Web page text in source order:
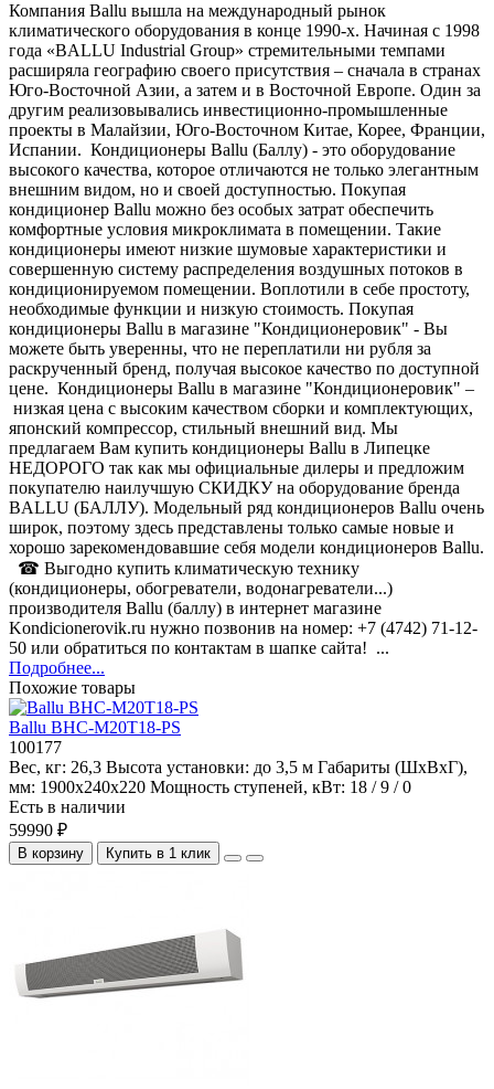
Компания Ballu вышла на международный рынок
климатического оборудования в конце 1990-х. Начиная с 1998
года «BALLU Industrial Group» стремительными темпами
расширяла географию своего присутствия – сначала в странах
Юго-Восточной Азии, а затем и в Восточной Европе. Один за
другим реализовывались инвестиционно-промышленные
проекты в Малайзии, Юго-Восточном Китае, Корее, Франции,
Испании. Кондиционеры Ballu (Баллу) - это оборудование
высокого качества, которое отличаются не только элегантным
внешним видом, но и своей доступностью. Покупая
кондиционер Ballu можно без особых затрат обеспечить
комфортные условия микроклимата в помещении. Такие
кондиционеры имеют низкие шумовые характеристики и
совершенную систему распределения воздушных потоков в
кондиционируемом помещении. Воплотили в себе простоту,
необходимые функции и низкую стоимость. Покупая
кондиционеры Ballu в магазине "Кондиционеровик" - Вы
можете быть уверенны, что не переплатили ни рубля за
раскрученный бренд, получая высокое качество по доступной
цене. Кондиционеры Ballu в магазине "Кондиционеровик" –
низкая цена с высоким качеством сборки и комплектующих,
японский компрессор, стильный внешний вид. Мы
предлагаем Вам купить кондиционеры Ballu в Липецке
НЕДОРОГО так как мы официальные дилеры и предложим
покупателю наилучшую СКИДКУ на оборудование бренда
BALLU (БАЛЛУ). Модельный ряд кондиционеров Ballu очень
широк, поэтому здесь представлены только самые новые и
хорошо зарекомендовавшие себя модели кондиционеров Ballu.
☎ Выгодно купить климатическую технику
(кондиционеры, обогреватели, водонагреватели...)
производителя Ballu (баллу) в интернет магазине
Kondicionerovik.ru нужно позвонив на номер: +7 (4742) 71-12-
50 или обратиться по контактам в шапке сайта! ...
Подробнее...
Похожие товары
Ballu BHC-M20T18-PS
100177
Вес, кг: 26,3 Высота установки: до 3,5 м Габариты (ШхВхГ),
мм: 1900x240x220 Мощность ступеней, кВт: 18 / 9 / 0
Есть в наличии
59990 ₽
В корзину Купить в 1 клик